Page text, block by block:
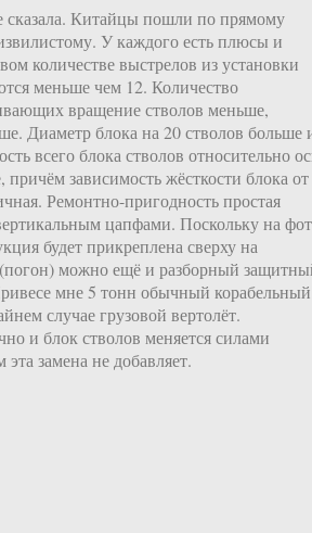
сказала. Китайцы пошли по прямому
У каждого есть плюсы и
количестве выстрелов из установки
меньше чем 12. Количество
вращение стволов меньше,
Диаметр блока на 20 стволов больше
всего блока стволов относительно
зависимость жёсткости блока от
Ремонтно-пригодность простая
цапфами. Поскольку на
будет прикреплена сверху на
можно ещё и разборный
мне 5 тонн обычный корабельный
случае грузовой вертолёт.
и блок стволов меняется силами
замена не добавляет.